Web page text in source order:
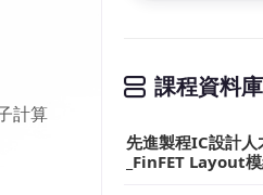
計算
課程資料庫
先進製程IC設計人
_FinFET Layout